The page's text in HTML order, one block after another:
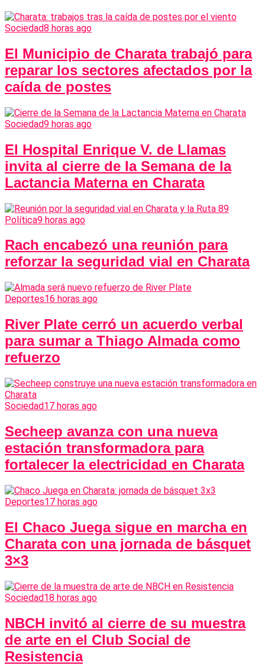
Sociedad8 horas ago
El Municipio de Charata trabajó para
reparar los sectores afectados por la
caída de postes
Sociedad9 horas ago
El Hospital Enrique V. de Llamas
invita al cierre de la Semana de la
Lactancia Materna en Charata
Política9 horas ago
Rach encabezó una reunión para
reforzar la seguridad vial en Charata
Deportes16 horas ago
River Plate cerró un acuerdo verbal
para sumar a Thiago Almada como
refuerzo
Sociedad17 horas ago
Secheep avanza con una nueva
estación transformadora para
fortalecer la electricidad en Charata
Deportes17 horas ago
El Chaco Juega sigue en marcha en
Charata con una jornada de básquet
3×3
Sociedad18 horas ago
NBCH invitó al cierre de su muestra
de arte en el Club Social de
Resistencia